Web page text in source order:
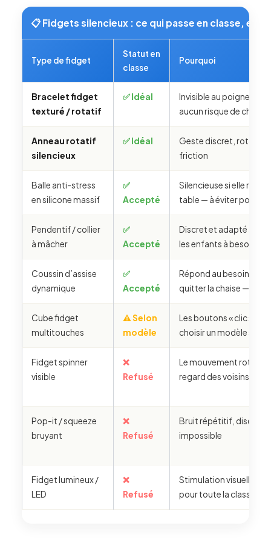
📋 Fidgets silencieux : ce qui passe en classe, et
Type de fidget
Statut en
classe
Pourquoi
Bracelet fidget
texturé / rotatif
✅ Idéal
Invisible au poignet,
aucun risque de chute
Anneau rotatif
silencieux
✅ Idéal
Geste discret, rotation
friction
Balle anti-stress
en silicone massif
✅
Accepté
Silencieuse si elle reste
table — à éviter posée
Pendentif / collier
à mâcher
✅
Accepté
Discret et adapté à
les enfants à besoin
Coussin d’assise
dynamique
✅
Accepté
Répond au besoin de
quitter la chaise — bien
Cube fidget
multitouches
⚠️ Selon
modèle
Les boutons « clic »
choisir un modèle sans
Fidget spinner
visible
❌
Refusé
Le mouvement rotatif
regard des voisins
Pop-it / squeeze
bruyant
❌
Refusé
Bruit répétitif,
impossible
Fidget lumineux /
LED
❌
Refusé
Stimulation visuelle
pour toute la classe